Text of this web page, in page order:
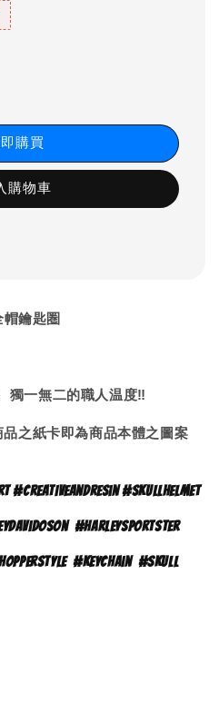
購買
購物車
鑰匙圏
獨一無二的職人温度‼
之紙卡即為商品本體之 圖案
#skullhelmet
#harleysportster
#keychain #skull